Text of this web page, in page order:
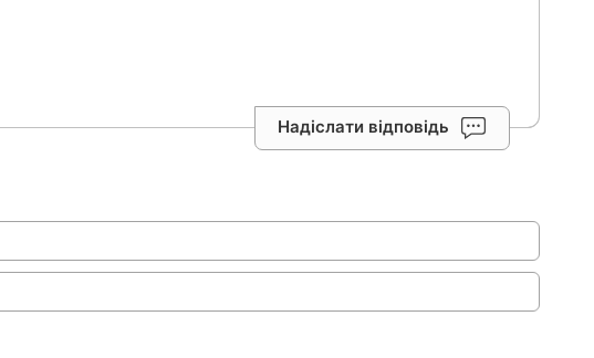
Надіслати відповідь